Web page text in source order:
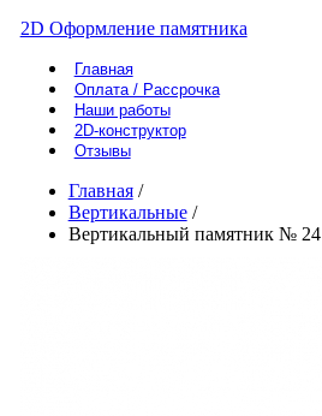
2D Оформление памятника
Главная
Оплата / Рассрочка
Наши работы
2D-конструктор
Отзывы
Главная /
Вертикальные /
Вертикальный памятник № 24